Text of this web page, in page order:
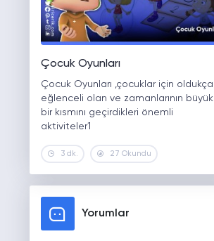
Çocuk Oyunları
Çocuk Oyunları ,çocuklar için oldukça
eğlenceli olan ve zamanlarının büyük
bir kısmını geçirdikleri önemli
aktiviteler1
3 dk. 27 Okundu
Yorumlar